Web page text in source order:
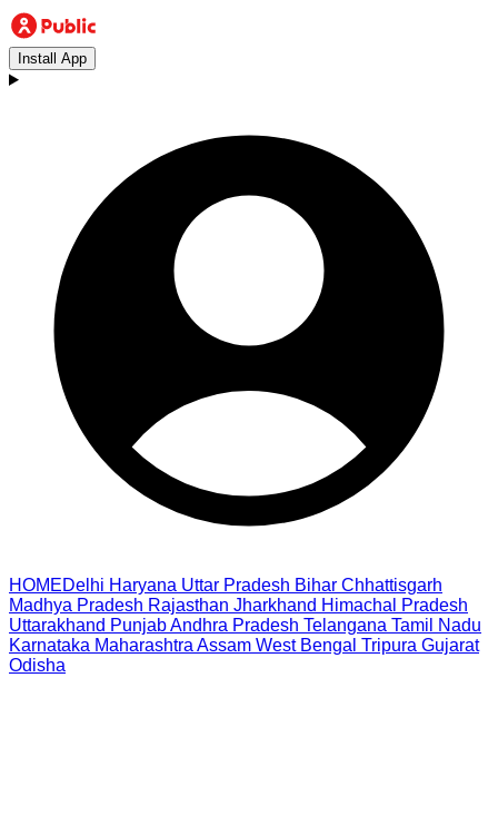
Install App
HOMEDelhi Haryana Uttar Pradesh Bihar Chhattisgarh
Madhya Pradesh Rajasthan Jharkhand Himachal Pradesh
Uttarakhand PunjabAndhra Pradesh Telangana Tamil Nadu
Karnataka Maharashtra Assam West Bengal Tripura Gujarat
Odisha